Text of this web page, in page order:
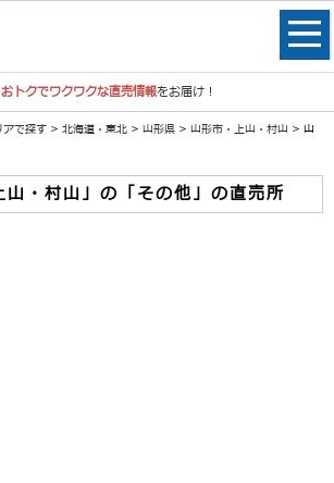
おトクでワクワクな直売情報をお届け！
アで探す > 北海道・東北 > 山形県 > 山形市・上山・村山 > 山
山・村山」の「その他」の直売所